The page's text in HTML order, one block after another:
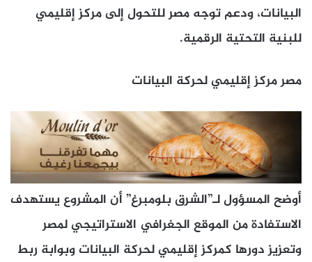
البيانات، ودعم توجه مصر للتحول إلى مركز إقليمي
للبنية التحتية الرقمية.
مصر مركز إقليمي لحركة البيانات
أوضح المسؤول لـ”الشرق بلومبرغ” أن المشروع يستهدف
الاستفادة من الموقع الجغرافي الاستراتيجي لمصر
وتعزيز دورها كمركز إقليمي لحركة البيانات وبوابة ربط